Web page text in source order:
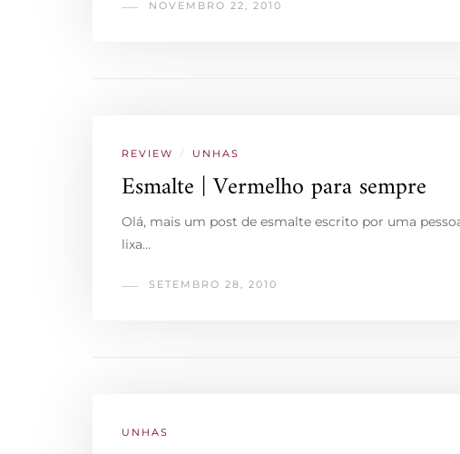
NOVEMBRO 22, 2010
REVIEW / UNHAS
Esmalte | Vermelho para sempre
Olá, mais um post de esmalte escrito por uma
lixa…
SETEMBRO 28, 2010
UNHAS